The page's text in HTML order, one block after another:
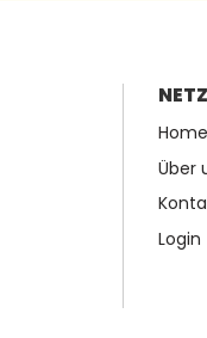
Home
Über
Login